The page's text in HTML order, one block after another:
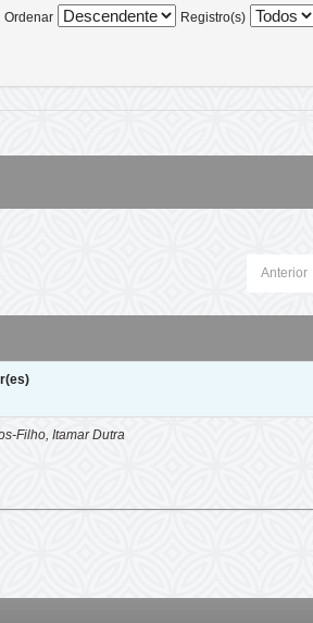
Ordenar Registro(s)
Anterior
Filho, Itamar Dutra